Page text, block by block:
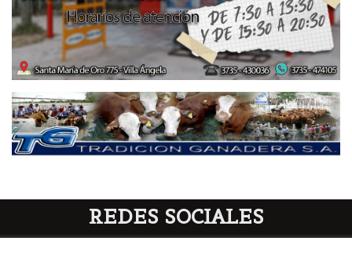
REDES SOCIALES